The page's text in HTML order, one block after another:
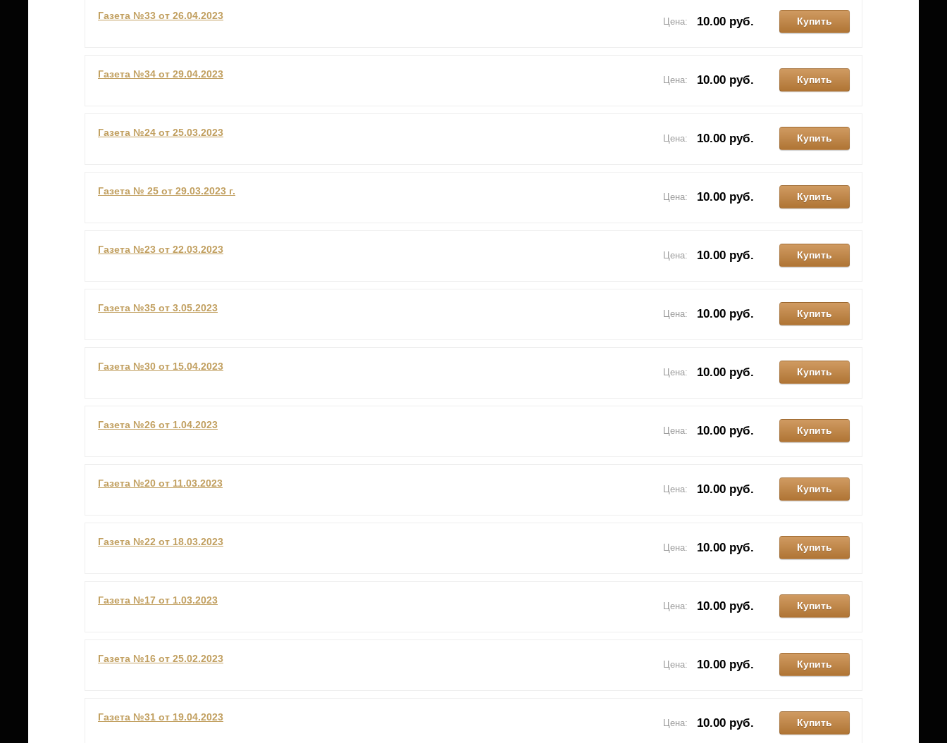
Газета №33 от 26.04.2023
Цена: 10.00 руб. Купить
Газета №34 от 29.04.2023
Цена: 10.00 руб. Купить
Газета №24 от 25.03.2023
Цена: 10.00 руб. Купить
Газета № 25 от 29.03.2023 г.
Цена: 10.00 руб. Купить
Газета №23 от 22.03.2023
Цена: 10.00 руб. Купить
Газета №35 от 3.05.2023
Цена: 10.00 руб. Купить
Газета №30 от 15.04.2023
Цена: 10.00 руб. Купить
Газета №26 от 1.04.2023
Цена: 10.00 руб. Купить
Газета №20 от 11.03.2023
Цена: 10.00 руб. Купить
Газета №22 от 18.03.2023
Цена: 10.00 руб. Купить
Газета №17 от 1.03.2023
Цена: 10.00 руб. Купить
Газета №16 от 25.02.2023
Цена: 10.00 руб. Купить
Газета №31 от 19.04.2023
Цена: 10.00 руб. Купить